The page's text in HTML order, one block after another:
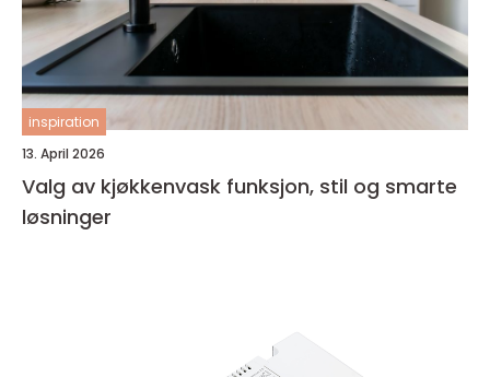
inspiration
13. April 2026
Valg av kjøkkenvask funksjon, stil og smarte
løsninger